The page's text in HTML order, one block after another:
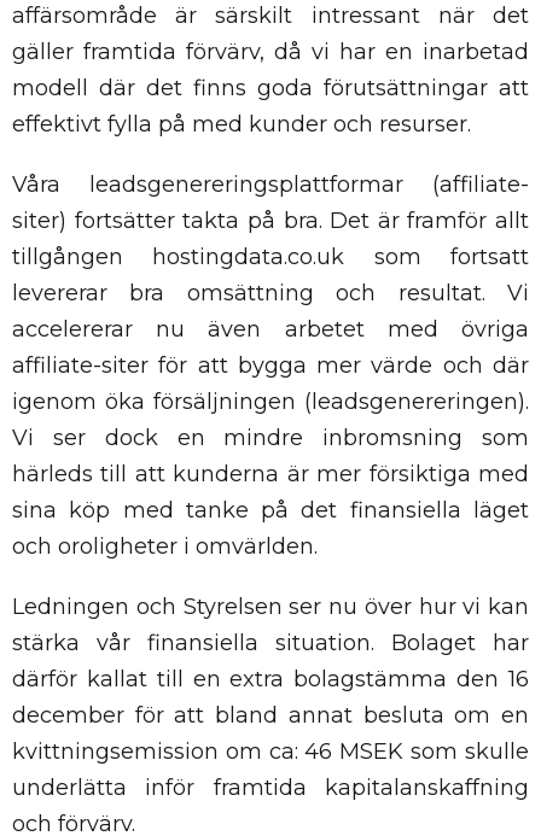
affärsområde är särskilt intressant när det
gäller framtida förvärv, då vi har en inarbetad
modell där det finns goda förutsättningar att
effektivt fylla på med kunder och resurser.
Våra leadsgenereringsplattformar (affiliate-
siter) fortsätter takta på bra. Det är framför allt
tillgången hostingdata.co.uk som fortsatt
levererar bra omsättning och resultat. Vi
accelererar nu även arbetet med övriga
affiliate-siter för att bygga mer värde och där
igenom öka försäljningen (leadsgenereringen).
Vi ser dock en mindre inbromsning som
härleds till att kunderna är mer försiktiga med
sina köp med tanke på det finansiella läget
och oroligheter i omvärlden.
Ledningen och Styrelsen ser nu över hur vi kan
stärka vår finansiella situation. Bolaget har
därför kallat till en extra bolagstämma den 16
december för att bland annat besluta om en
kvittningsemission om ca: 46 MSEK som skulle
underlätta inför framtida kapitalanskaffning
och förvärv.